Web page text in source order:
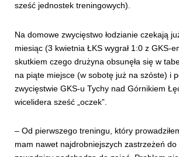
sześć jednostek treningowych).
Na domowe zwycięstwo łodzianie czekają
miesiąc (3 kwietnia ŁKS wygrał 1:0 z GKS-
skutkiem czego drużyna obsunęła się w
na piąte miejsce (w sobotę już na szóste) i
zwycięstwie GKS-u Tychy nad Górnikiem
wicelidera sześć „oczek”.
– Od pierwszego treningu, który
mam nawet najdrobniejszych zastrzeżeń do